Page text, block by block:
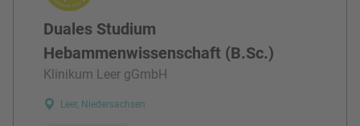
Duales Studium
Hebammenwissenschaft (B.Sc.)
Klinikum Leer gGmbH
Leer, Niedersachsen